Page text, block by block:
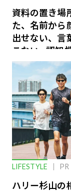
資料の置き場
た、名前から
出せない、言
こない…認知
下を救う、脳
ーケアとは
LIFESTYLE PR
ハリー杉山の